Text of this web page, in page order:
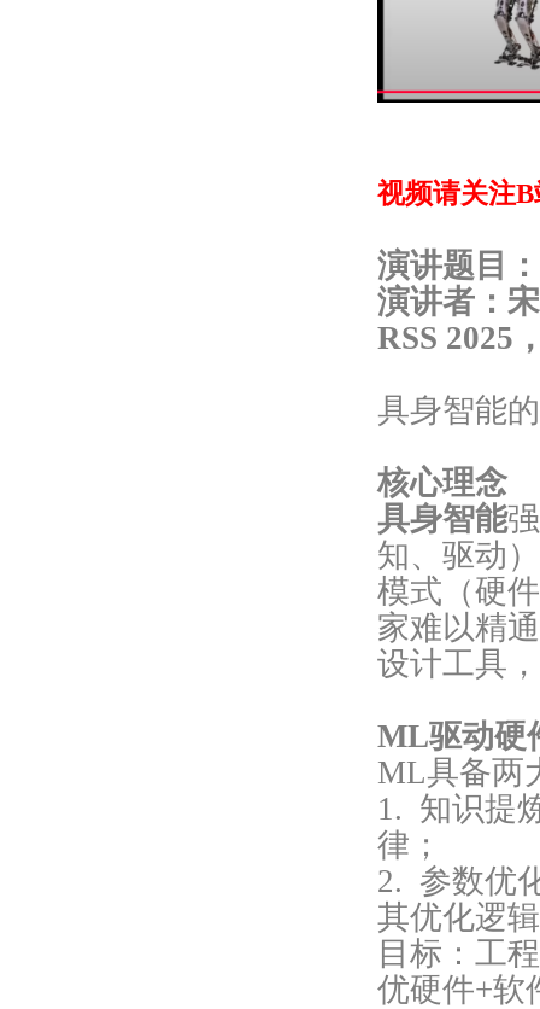
视频请关注
演讲题目
演讲者：
RSS 2025
具身智能
核心理念
具身智能
知、驱动
模式（硬
家难以精
设计工具
ML驱动硬
ML具备两
1. 知识提
律；
2. 参数优
其优化逻
目标：工
优硬件+软